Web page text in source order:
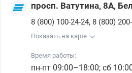
просп. Ватутина, 8А,
8 (800) 100-24-24, 8 (800)
Показать на карте
Время работы:
пн-пт 09:00–18:00; сб